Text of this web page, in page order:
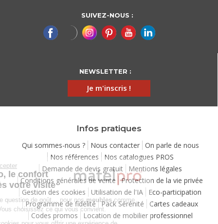
SUIVEZ-NOUS :
NEWSLETTER :
Je m'inscris !
Infos pratiques
Qui sommes-nous ? Nous contacter
On parle de nous
Nos références
Nos catalogues PROS
Demande de devis gratuit
Mentions légales
Conditions générales de vente
Protection de la vie privée
Gestion des cookies
Utilisation de l'IA
Eco-participation
Programme de fidélité
Pack Sérénité
Cartes cadeaux
Codes promos
Location de mobilier professionnel
Continuer sans accepter
Chez Matelpro, le confort
commence dès votre visite
Leconfort , c'est une question de goût… pour nosmeubles
comme
pour nos cookies ! Vous choisissez ce qui vous convient.